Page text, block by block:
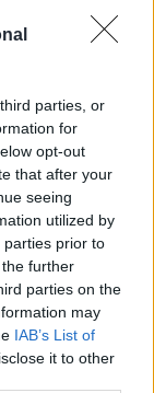
parties, or
for
opt-out
that after your
seeing
utilized by
parties prior to
further
parties on the
may
IAB’s List of
it to other